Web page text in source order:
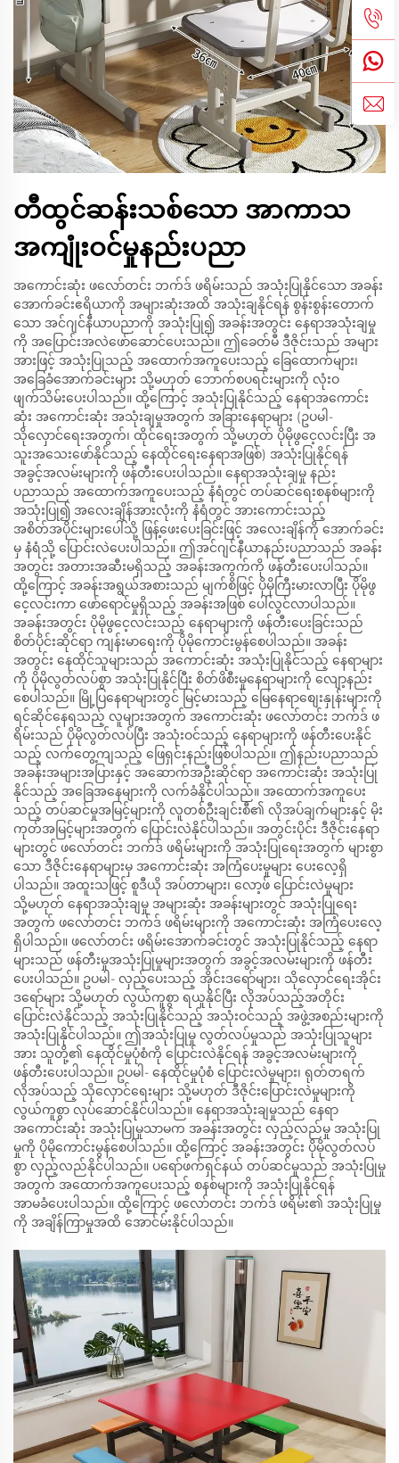
တီထွင်ဆန်းသစ်သော အာကာသ
အကျုံးဝင်မှုနည်းပညာ
အကောင်းဆုံး ဖလော်တင်း ဘက်ဒ် ဖရိမ်းသည် အသုံးပြုနိုင်သော အခန်း
အောက်ခင်းဧရိယာကို အများဆုံးအထိ အသုံးချနိုင်ရန် စွန်းစွန်းတောက်
သော အင်ဂျင်နီယာပညာကို အသုံးပြု၍ အခန်းအတွင်း နေရာအသုံးချမှု
ကို အပြောင်းအလဲဖော်ဆောင်ပေးသည်။ ဤခေတ်မီ ဒီဇိုင်းသည် အများ
အားဖြင့် အသုံးပြုသည့် အထောက်အကူပေးသည့် ခြေထောက်များ၊
အခြေခံအောက်ခင်းများ သို့မဟုတ် ဘောက်စပရင်းများကို လုံးဝ
ဖျက်သိမ်းပေးပါသည်။ ထို့ကြောင့် အသုံးပြုနိုင်သည့် နေရာအကောင်း
ဆုံး အကောင်းဆုံး အသုံးချမှုအတွက် အခြားနေရာများ (ဥပမါ-
သိုလှောင်ရေးအတွက်၊ ထိုင်ရေးအတွက် သို့မဟုတ် ပိုမိုဖွငေ့လင်းပြီး အ
သူးအသေးဖော်နိုင်သည့် နေထိုင်ရေးနေရာအဖြစ်) အသုံးပြုနိုင်ရန်
အခွင့်အလမ်းများကို ဖန်တီးပေးပါသည်။ နေရာအသုံးချမှု နည်း
ပညာသည် အထောက်အကူပေးသည့် နံရံတွင် တပ်ဆင်ရေးစနစ်များကို
အသုံးပြု၍ အလေးချိန်အားလုံးကို နံရံတွင် အားကောင်းသည့်
အစိတ်အပိုင်းများပေါ်သို့ ဖြန့်ဖေးပေးခြင်းဖြင့် အလေးချိန်ကို အောက်ခင်း
မှ နံရံသို့ ပြောင်းလဲပေးပါသည်။ ဤအင်ဂျင်နီယာနည်းပညာသည် အခန်း
အတွင်း အတားအဆီးမရှိသည့် အခန်းအကွက်ကို ဖန်တီးပေးပါသည်။
ထို့ကြောင့် အခန်းအရွယ်အစားသည် မျက်စိဖြင့် ပိုမိုကြီးမားလာပြီး ပိုမိုဖွ
ငေ့လင်းကာ ဖော်ရောင်မှုရှိသည့် အခန်းအဖြစ် ပေါ်လွင်လာပါသည်။
အခန်းအတွင်း ပိုမိုဖွငေ့လင်းသည့် နေရာများကို ဖန်တီးပေးခြင်းသည်
စိတ်ပိုင်းဆိုင်ရာ ကျန်းမာရေးကို ပိုမိုကောင်းမွန်စေပါသည်။ အခန်း
အတွင်း နေထိုင်သူများသည် အကောင်းဆုံး အသုံးပြုနိုင်သည့် နေရာများ
ကို ပိုမိုလွတ်လပ်စွာ အသုံးပြုနိုင်ပြီး စိတ်ဖိစီးမှုနေရာများကို လျော့နည်း
စေပါသည်။ မြို့ပြနေရာများတွင် မြင့်မားသည့် မြေနေရာစျေးနှုန်းများကို
ရင်ဆိုင်နေရသည့် လူများအတွက် အကောင်းဆုံး ဖလော်တင်း ဘက်ဒ် ဖ
ရိမ်းသည် ပိုမိုလွတ်လပ်ပြီး အသုံးဝင်သည့် နေရာများကို ဖန်တီးပေးနိုင်
သည့် လက်တွေ့ကျသည့် ဖြေရှင်းနည်းဖြစ်ပါသည်။ ဤနည်းပညာသည်
အခန်းအများအပြားနှင့် အဆောက်အဦးဆိုင်ရာ အကောင်းဆုံး အသုံးပြု
နိုင်သည့် အခြေအနေများကို လက်ခံနိုင်ပါသည်။ အထောက်အကူပေး
သည့် တပ်ဆင်မှုအမြင့်များကို လူတစ်ဦးချင်းစီ၏ လိုအပ်ချက်များနှင့် မိုး
ကုတ်အမြင့်များအတွက် ပြောင်းလဲနိုင်ပါသည်။ အတွင်းပိုင်း ဒီဇိုင်းနေရာ
များတွင် ဖလော်တင်း ဘက်ဒ် ဖရိမ်းများကို အသုံးပြုရေးအတွက် များစွာ
သော ဒီဇိုင်းနေရာများမှ အကောင်းဆုံး အကြံပေးမှုများ ပေးလေ့ရှိ
ပါသည်။ အထူးသဖြင့် စူဒီယို အပ်တာများ၊ လော့ဖ် ပြောင်းလဲမှုများ
သို့မဟုတ် နေရာအသုံးချမှု အများဆုံး အခန်းများတွင် အသုံးပြုရေး
အတွက် ဖလော်တင်း ဘက်ဒ် ဖရိမ်းများကို အကောင်းဆုံး အကြံပေးလေ့
ရှိပါသည်။ ဖလော်တင်း ဖရိမ်းအောက်ခင်းတွင် အသုံးပြုနိုင်သည့် နေရာ
များသည် ဖန်တီးမှုအသုံးပြုမှုများအတွက် အခွင့်အလမ်းများကို ဖန်တီး
ပေးပါသည်။ ဥပမါ- လှည့်ပေးသည့် အိုင်းဒရော်များ၊ သိုလှောင်ရေးအိုင်း
ဒရော်များ သို့မဟုတ် လွယ်ကူစွာ ရယူနိုင်ပြီး လိုအပ်သည့်အတိုင်း
ပြောင်းလဲနိုင်သည့် အသုံးပြုနိုင်သည့် အသုံးဝင်သည့် အဖွဲ့အစည်းများကို
အသုံးပြုနိုင်ပါသည်။ ဤအသုံးပြုမှု လွတ်လပ်မှုသည် အသုံးပြုသူများ
အား သူတို့၏ နေထိုင်မှုပုံစံကို ပြောင်းလဲနိုင်ရန် အခွင့်အလမ်းများကို
ဖန်တီးပေးပါသည်။ ဥပမါ- နေထိုင်မှုပုံစံ ပြောင်းလဲမှုများ၊ ရုတ်တရက်
လိုအပ်သည့် သိုလှောင်ရေးများ သို့မဟုတ် ဒီဇိုင်းပြောင်းလဲမှုများကို
လွယ်ကူစွာ လုပ်ဆောင်နိုင်ပါသည်။ နေရာအသုံးချမှုသည် နေရာ
အကောင်းဆုံး အသုံးပြုမှုသာမက အခန်းအတွင်း လှည့်လည်မှု အသုံးပြု
မှုကို ပိုမိုကောင်းမွန်စေပါသည်။ ထို့ကြောင့် အခန်းအတွင်း ပိုမိုလွတ်လပ်
စွာ လှည့်လည်နိုင်ပါသည်။ ပရော်ဖက်ရှင်နယ် တပ်ဆင်မှုသည် အသုံးပြုမှု
အတွက် အထောက်အကူပေးသည့် စနစ်များကို အသုံးပြုနိုင်ရန်
အာမခံပေးပါသည်။ ထို့ကြောင့် ဖလော်တင်း ဘက်ဒ် ဖရိမ်း၏ အသုံးပြုမှု
ကို အချိန်ကြာမှုအထိ အောင်မ်းနိုင်ပါသည်။